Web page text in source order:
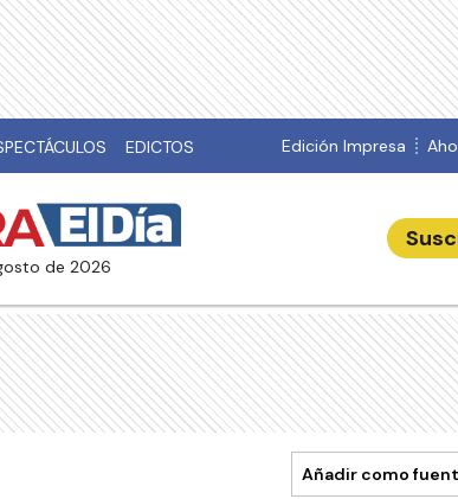
EDICTOS Edición Impresa
de 2026
Añadir como